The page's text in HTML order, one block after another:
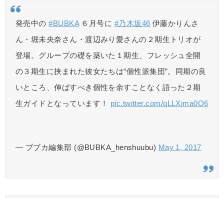
発売中の#BUBKA６月号に #乃木坂46 伊藤かりんさ
ん・堀未央奈さん・渡辺みり愛さんの２期生トリオが
登場。グループの礎を築いた１期生、フレッシュ全開
の３期生に挟まれた彼女たちは“個性派集団”。同期の良
いところ、伸ばすべき個性を余すことなく語った２期
生ガイドとなっています！ pic.twitter.com/qLLXima0O6
— ブブカ編集部 (@BUBKA_henshuubu) May 1, 2017